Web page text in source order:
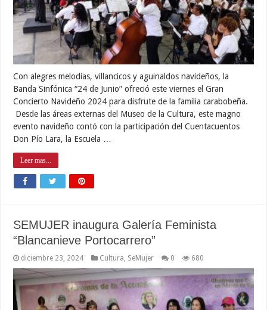
Con alegres melodías, villancicos y aguinaldos navideños, la
Banda Sinfónica “24 de Junio” ofreció este viernes el Gran
Concierto Navideño 2024 para disfrute de la familia carabobeña.
Desde las áreas externas del Museo de la Cultura, este magno
evento navideño contó con la participación del Cuentacuentos
Don Pío Lara, la Escuela …
Leer mas...
SEMUJER inaugura Galería Feminista
“Blancanieve Portocarrero”
diciembre 23, 2024 Cultura, SeMujer 0 680